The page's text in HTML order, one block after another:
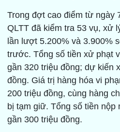
Trong đợt cao điểm từ ngày
QLTT đã kiểm tra 53 vụ, xử
lần lượt 5.200% và 3.900%
trước. Tổng số tiền xử phạt
gần 320 triệu đồng; dự kiến
đồng. Giá trị hàng hóa vi
200 triệu đồng, cùng hàng
bị tạm giữ. Tổng số tiền
gần 300 triệu đồng.